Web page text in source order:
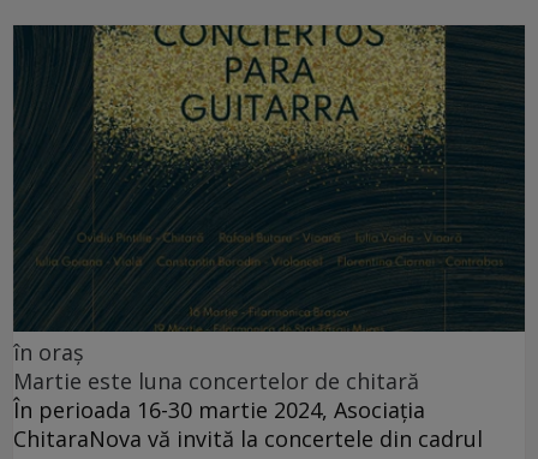
în oraș
Martie este luna concertelor de chitară
În perioada 16-30 martie 2024, Asociația
ChitaraNova vă invită la concertele din cadrul